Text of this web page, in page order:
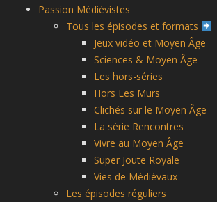
Passion Médiévistes
Tous les épisodes et formats
Jeux vidéo et Moyen Âge
Sciences & Moyen Âge
Les hors-séries
Hors Les Murs
Clichés sur le Moyen Âge
La série Rencontres
Vivre au Moyen Âge
Super Joute Royale
Vies de Médiévaux
Les épisodes réguliers